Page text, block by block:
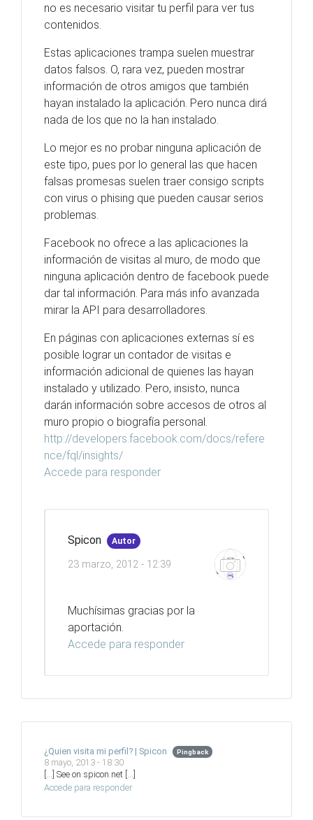
no es necesario visitar tu perfil para ver tus
contenidos.
Estas aplicaciones trampa suelen muestrar
datos falsos. O, rara vez, pueden mostrar
información de otros amigos que también
hayan instalado la aplicación. Pero nunca dirá
nada de los que no la han instalado.
Lo mejor es no probar ninguna aplicación de
este tipo, pues por lo general las que hacen
falsas promesas suelen traer consigo scripts
con virus o phising que pueden causar serios
problemas.
Facebook no ofrece a las aplicaciones la
información de visitas al muro, de modo que
ninguna aplicación dentro de facebook puede
dar tal información. Para más info avanzada
mirar la API para desarrolladores.
En páginas con aplicaciones externas sí es
posible lograr un contador de visitas e
información adicional de quienes las hayan
instalado y utilizado. Pero, insisto, nunca
darán información sobre accesos de otros al
muro propio o biografía personal.
http://developers.facebook.com/docs/refere
nce/fql/insights/
Accede para responder
Spicon Autor
23 marzo, 2012 - 12:39
Muchísimas gracias por la
aportación.
Accede para responder
¿Quien visita mi perfil? | Spicon Pingback
8 mayo, 2013 - 18:30
[…] See on spicon.net […]
Accede para responder